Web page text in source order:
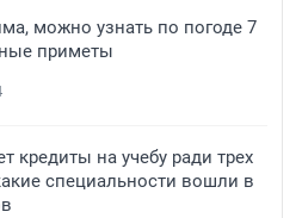
можно узнать по погоде 7
приметы
кредиты на учебу ради трех
специальности вошли в